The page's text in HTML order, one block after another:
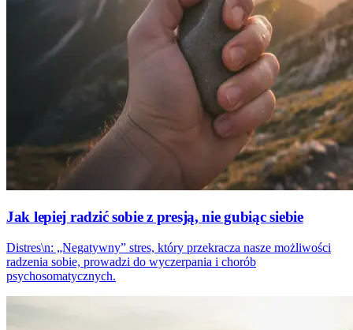
Jak lepiej radzić sobie z presją, nie gubiąc siebie
Distres\n: „Negatywny” stres, który przekracza nasze możliwości
radzenia sobie, prowadzi do wyczerpania i chorób
psychosomatycznych.